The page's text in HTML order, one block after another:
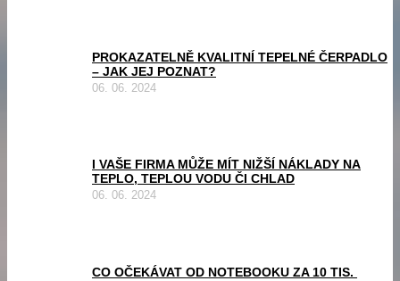
PROKAZATELNĚ KVALITNÍ TEPELNÉ ČERPADLO
– JAK JEJ POZNAT?
06. 06. 2024
I VAŠE FIRMA MŮŽE MÍT NIŽŠÍ NÁKLADY NA
TEPLO, TEPLOU VODU ČI CHLAD
06. 06. 2024
CO OČEKÁVAT OD NOTEBOOKU ZA 10 TIS.